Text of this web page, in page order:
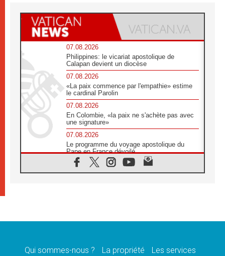
07.08.2026
Philippines: le vicariat apostolique de
Calapan devient un diocèse
07.08.2026
«La paix commence par l'empathie» estime
le cardinal Parolin
07.08.2026
En Colombie, «la paix ne s'achète pas avec
une signature»
07.08.2026
Le programme du voyage apostolique du
Pape en France dévoilé
07.08.2026
1ère Conférence continentale sur l'éducation
07.08.2026
07.08.2026
Qui sommes-nous ? La propriété Les services